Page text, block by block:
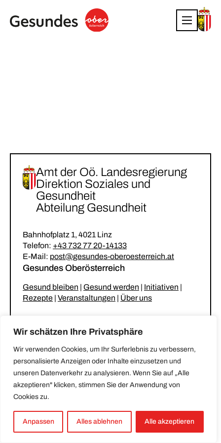
Wir schätzen Ihre Privatsphäre
Wir verwenden Cookies, um Ihr Surferlebnis zu verbessern,
personalisierte Anzeigen oder Inhalte einzusetzen und
unseren Datenverkehr zu analysieren. Wenn Sie auf „Alle
akzeptieren" klicken, stimmen Sie der Anwendung von
Cookies zu.
Anpassen Alles ablehnen Alle akzeptieren
Amt der Oö. Landesregierung
Direktion Soziales und
Gesundheit
Abteilung Gesundheit
Bahnhofplatz 1, 4021 Linz
Telefon: +43 732 77 20-14133
E-Mail: post@gesundes-oberoesterreich.at
Gesundes Oberösterreich
Gesund bleiben | Gesund werden | Initiativen |
Rezepte | Veranstaltungen | Über uns
Gesunder Kindergarten & Krabbelstube
|
Gesunde Gemeinde
Stammtisch für betreuende und pflegende
Angehörige
Barrierefreiheit